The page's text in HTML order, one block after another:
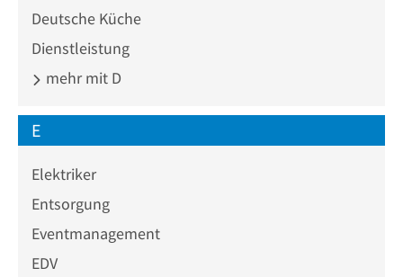
Deutsche Küche
Dienstleistung
mehr mit D
E
Elektriker
Entsorgung
Eventmanagement
EDV